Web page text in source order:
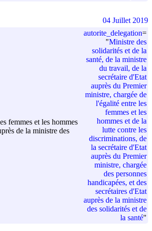
femmes et les hommes
de la ministre des
autorite_delegation=
"Ministre des
solidarités et de la
santé, de la ministre
du travail, de la
secrétaire d'Etat
auprès du Premier
ministre, chargée de
l'égalité entre les
femmes et les
hommes et de la
lutte contre les
discriminations, de
la secrétaire d'Etat
auprès du Premier
ministre, chargée
des personnes
handicapées, et des
secrétaires d'Etat
auprès de la ministre
des solidarités et de
la santé"
04 Juillet 2019